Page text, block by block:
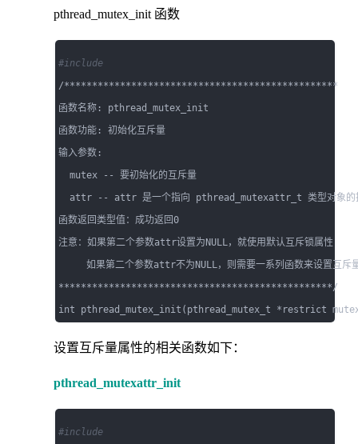
pthread_mutex_init 函数
#include
/*************************************************
函数名称: pthread_mutex_init
函数功能: 初始化互斥量
输入参数:
mutex -- 要初始化的互斥量
attr -- attr 是一个指向 pthread_mutexattr_t 类型对象的指
函数返回类型值：成功返回0
注意：如果第二个参数attr设置为NULL，就使用默认互斥锁属性
如果第二个参数attr不为NULL，则需要一系列函数来设置互斥量
*************************************************/
设置互斥量属性的相关函数如下：
pthread_mutexattr_init
#include